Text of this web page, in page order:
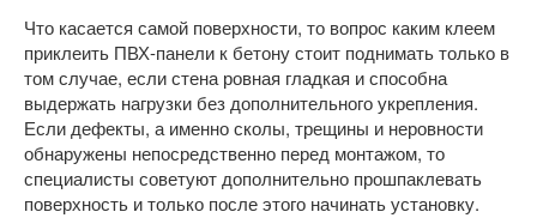
Что касается самой поверхности, то вопрос каким клеем
приклеить ПВХ-панели к бетону стоит поднимать только в
том случае, если стена ровная гладкая и способна
выдержать нагрузки без дополнительного укрепления.
Если дефекты, а именно сколы, трещины и неровности
обнаружены непосредственно перед монтажом, то
специалисты советуют дополнительно прошпаклевать
поверхность и только после этого начинать установку.